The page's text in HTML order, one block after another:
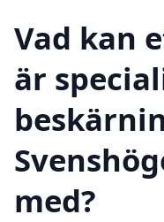
Vad kan
är
med?